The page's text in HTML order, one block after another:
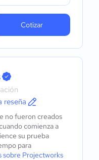
Cotizar
reseña
no fueron creados
comienza a
su prueba
para
sobre Projectworks